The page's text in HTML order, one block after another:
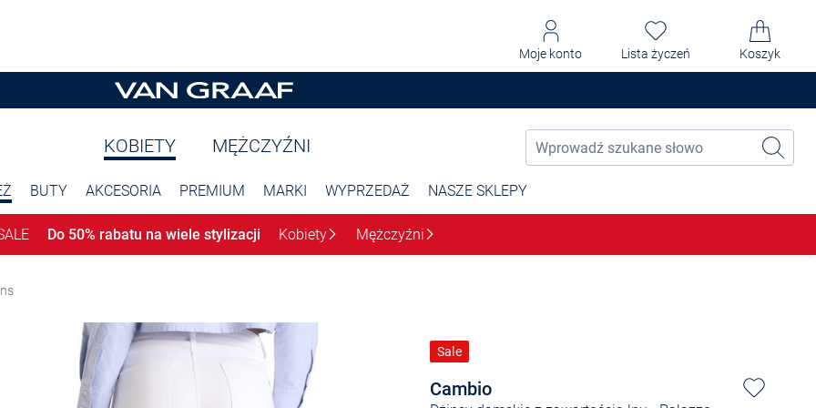
Moje konto Lista życzeń Koszyk
KOBIETY MĘŻCZYŹNI
BUTY AKCESORIA PREMIUM MARKI WYPRZEDAŻ NASZE SKLEPY
Do 50% rabatu na wiele stylizacji Kobiety Mężczyźni
Cambio
Sale